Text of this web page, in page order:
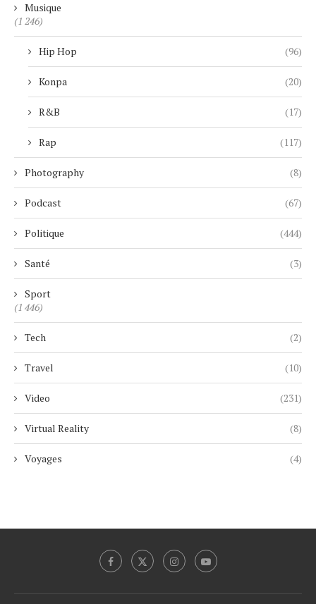
Musique
(1 246)
Hip Hop (96)
Konpa (20)
R&B (17)
Rap (117)
Photography (8)
Podcast (67)
Politique (444)
Santé (3)
Sport
(1 446)
Tech (2)
Travel (10)
Video (231)
Virtual Reality (8)
Voyages (4)